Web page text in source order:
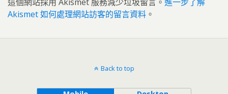
Akismet 如何處理網站訪客的留言資料 。
Back to top